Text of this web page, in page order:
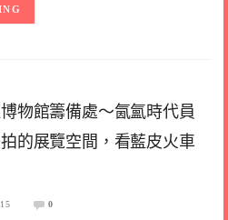
物館籌備處～氤氳時代員
的展覽空間，看藍皮火車
0